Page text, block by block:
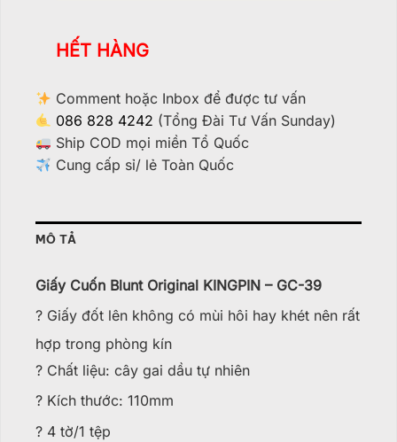
HẾT HÀNG
Comment hoặc Inbox để được tư vấn
086 828 4242 (Tổng Đài Tư Vấn Sunday)
Ship COD mọi miền Tổ Quốc
Cung cấp sỉ/ lẻ Toàn Quốc
MÔ TẢ
Giấy Cuốn Blunt Original KINGPIN – GC-39
? Giấy đốt lên không có mùi hôi hay khét nên rất
hợp trong phòng kín
? Chất liệu: cây gai dầu tự nhiên
? Kích thước: 110mm
? 4 tờ/1 tệp